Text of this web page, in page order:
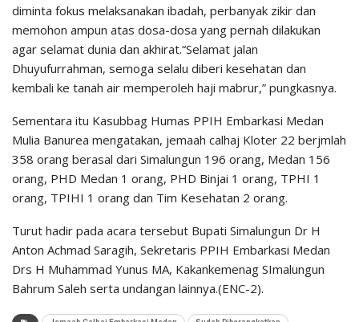
diminta fokus melaksanakan ibadah, perbanyak zikir dan
memohon ampun atas dosa-dosa yang pernah dilakukan
agar selamat dunia dan akhirat.“Selamat jalan
Dhuyufurrahman, semoga selalu diberi kesehatan dan
kembali ke tanah air memperoleh haji mabrur,” pungkasnya.
Sementara itu Kasubbag Humas PPIH Embarkasi Medan
Mulia Banurea mengatakan, jemaah calhaj Kloter 22 berjmlah
358 orang berasal dari Simalungun 196 orang, Medan 156
orang, PHD Medan 1 orang, PHD Binjai 1 orang, TPHI 1
orang, TPIHI 1 orang dan Tim Kesehatan 2 orang.
Turut hadir pada acara tersebut Bupati Simalungun Dr H
Anton Achmad Saragih, Sekretaris PPIH Embarkasi Medan
Drs H Muhammad Yunus MA, Kakankemenag SImalungun
Bahrum Saleh serta undangan lainnya.(ENC-2).